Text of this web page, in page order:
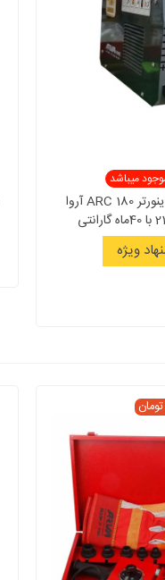
میباشد
دستگاه جوشکاری اینورتر 180 ARC آروا
ویژه